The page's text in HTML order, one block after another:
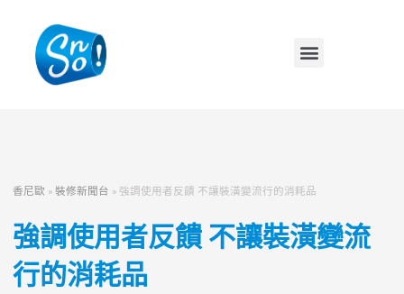
香尼歐 »裝修新聞台 » 強調使用者反饋 不讓裝潢變流行的消耗品
強調使用者反饋 不讓裝潢變流
行的消耗品